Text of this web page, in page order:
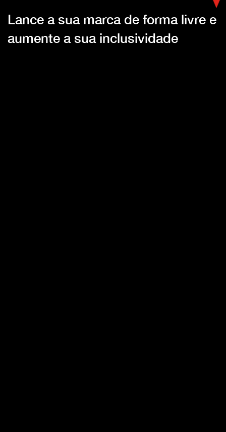
Lance a sua marca de forma livre e
aumente a sua inclusividade